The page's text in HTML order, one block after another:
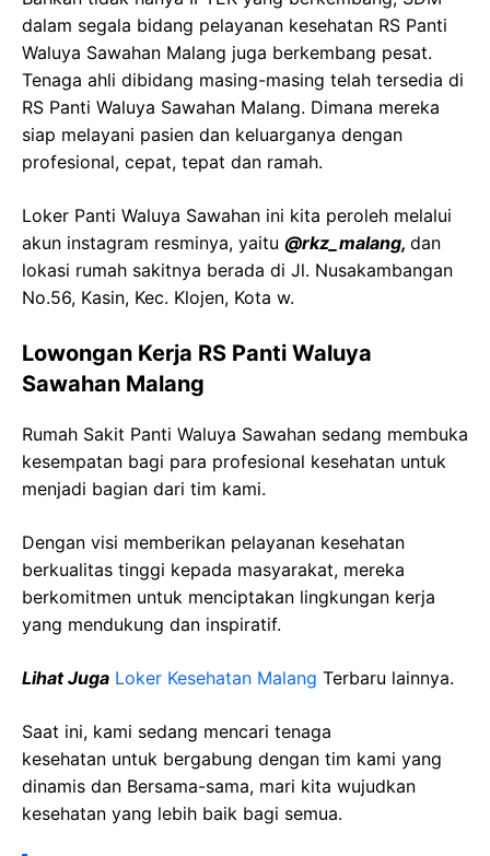
dalam segala bidang pelayanan kesehatan RS Panti
Waluya Sawahan Malang juga berkembang pesat.
Tenaga ahli dibidang masing-masing telah tersedia di
RS Panti Waluya Sawahan Malang. Dimana mereka
siap melayani pasien dan keluarganya dengan
profesional, cepat, tepat dan ramah.
Loker Panti Waluya Sawahan ini kita peroleh melalui
akun instagram resminya, yaitu @rkz_malang, dan
lokasi rumah sakitnya berada di Jl. Nusakambangan
No.56, Kasin, Kec. Klojen, Kota w.
Lowongan Kerja RS Panti Waluya
Sawahan Malang
Rumah Sakit Panti Waluya Sawahan sedang membuka
kesempatan bagi para profesional kesehatan untuk
menjadi bagian dari tim kami.
Dengan visi memberikan pelayanan kesehatan
berkualitas tinggi kepada masyarakat, mereka
berkomitmen untuk menciptakan lingkungan kerja
yang mendukung dan inspiratif.
Lihat Juga Loker Kesehatan Malang Terbaru lainnya.
Saat ini, kami sedang mencari tenaga
kesehatan untuk bergabung dengan tim kami yang
dinamis dan Bersama-sama, mari kita wujudkan
kesehatan yang lebih baik bagi semua.